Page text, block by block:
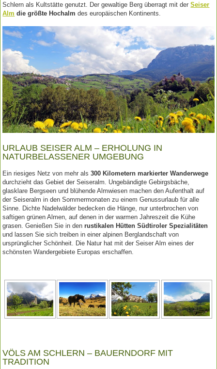
Schlern als Kultstätte genutzt. Der gewaltige Berg überragt mit der Seiser
Alm die größte Hochalm des europäischen Kontinents.
URLAUB SEISER ALM – ERHOLUNG IN
NATURBELASSENER UMGEBUNG
Ein riesiges Netz von mehr als300 Kilometern markierter Wanderwege
durchzieht das Gebiet der Seiseralm. Ungebändigte Gebirgsbäche,
glasklare Bergseen und blühende Almwiesen machen den Aufenthalt auf
der Seiseralm in den Sommermonaten zu einem Genussurlaub für alle
Sinne. Dichte Nadelwälder bedecken die Hänge, nur unterbrochen von
saftigen grünen Almen, auf denen in der warmen Jahreszeit die Kühe
grasen. Genießen Sie in den rustikalen Hütten Südtiroler Spezialitäten
und lassen Sie sich treiben in einer alpinen Berglandschaft von
ursprünglicher Schönheit. Die Natur hat mit der Seiser Alm eines der
schönsten Wandergebiete Europas erschaffen.
VÖLS AM SCHLERN – BAUERNDORF MIT
TRADITION